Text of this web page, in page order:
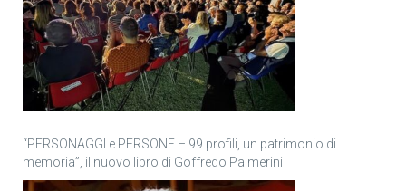
“PERSONAGGI e PERSONE – 99 profili, un patrimonio di
memoria”, il nuovo libro di Goffredo Palmerini